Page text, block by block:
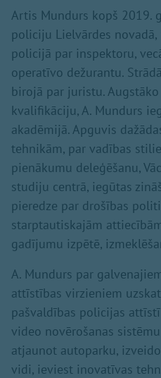
Artis Mundurs kopš 2019.
policiju Lielvārdes
policijā par inspektoru,
operatīvo dežurantu.
birojā par juristu.
kvalifikāciju, A. Mundurs
akadēmijā. Apguvis
tehnikām, par vadības
pienākumu deleģēšanu,
studiju centrā, iegūtas
pieredze par drošības
starptautiskajām
gadījumu izpētē,
A. Mundurs par
attīstības virzieniem
pašvaldības policijas
video novērošanas
atjaunot autoparku,
vidi, ieviest inovatīvas